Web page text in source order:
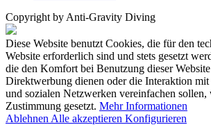
Copyright by Anti-Gravity Diving
Diese Website benutzt Cookies, die für den
Website erforderlich sind und stets gesetzt
die den Komfort bei Benutzung dieser
Direktwerbung dienen oder die Interaktion mit
und sozialen Netzwerken vereinfachen
Zustimmung gesetzt. Mehr Informationen
Ablehnen Alle akzeptieren Konfigurieren